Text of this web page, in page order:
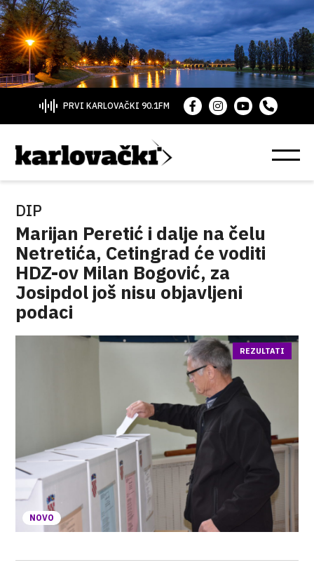
PRVI KARLOVAČKI 90.1FM
DIP
Marijan Peretić i dalje na čelu
Netretića, Cetingrad će voditi
HDZ-ov Milan Bogović, za
Josipdol još nisu objavljeni
podaci
NOVO
REZULTATI